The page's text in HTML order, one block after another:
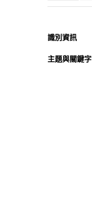
識別資訊
主題與關鍵字